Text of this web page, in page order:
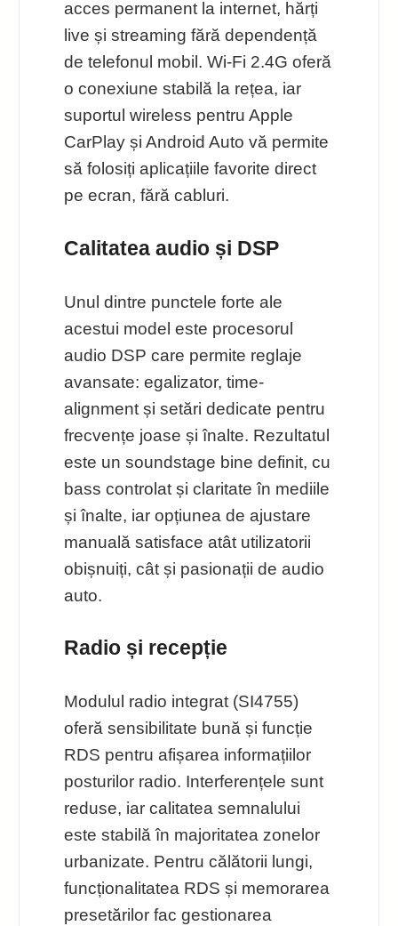
acces permanent la internet, hărți
live și streaming fără dependență
de telefonul mobil. Wi‑Fi 2.4G oferă
o conexiune stabilă la rețea, iar
suportul wireless pentru Apple
CarPlay și Android Auto vă permite
să folosiți aplicațiile favorite direct
pe ecran, fără cabluri.
Calitatea audio și DSP
Unul dintre punctele forte ale
acestui model este procesorul
audio DSP care permite reglaje
avansate: egalizator, time-
alignment și setări dedicate pentru
frecvențe joase și înalte. Rezultatul
este un soundstage bine definit, cu
bass controlat și claritate în mediile
și înalte, iar opțiunea de ajustare
manuală satisface atât utilizatorii
obișnuiți, cât și pasionații de audio
auto.
Radio și recepție
Modulul radio integrat (SI4755)
oferă sensibilitate bună și funcție
RDS pentru afișarea informațiilor
posturilor radio. Interferențele sunt
reduse, iar calitatea semnalului
este stabilă în majoritatea zonelor
urbanizate. Pentru călătorii lungi,
funcționalitatea RDS și memorarea
presetărilor fac gestionarea